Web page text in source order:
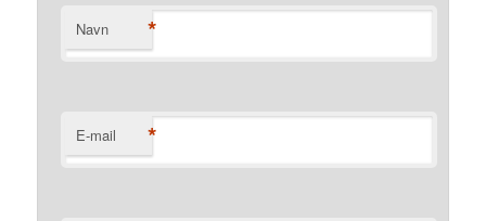
Navn *
E-mail *